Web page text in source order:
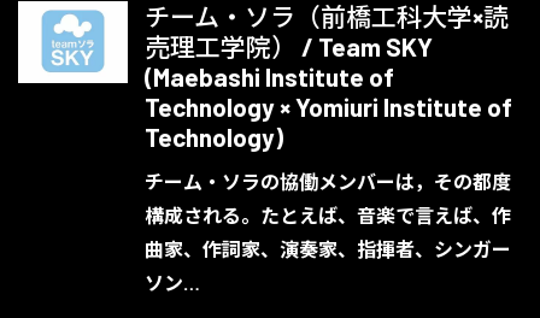
チーム・ソラ（前橋工科大学×読
売理工学院） / Team SKY
(Maebashi Institute of
Technology × Yomiuri Institute of
Technology)
チーム・ソラの協働メンバーは，その都度
構成される。たとえば、音楽で言えば、作
曲家、作詞家、演奏家、指揮者、シンガー
ソン…